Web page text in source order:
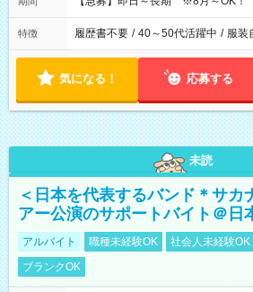
特徴 履歴書不要 / 40～50代活躍中 / 服装
気になる！ 応募する
未読
＜日本を代表するバンド＊サカ
アー公演のサポートバイト＠日
アルバイト 職種未経験OK 社会人未経験OK
ブランクOK